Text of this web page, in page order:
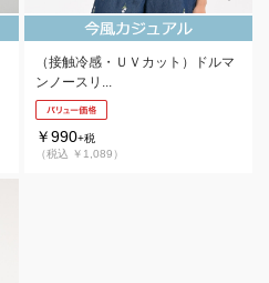
（接触冷感・ＵＶカット）ドルマ
ンノースリ...
￥990+税
（税込 ￥1,089）